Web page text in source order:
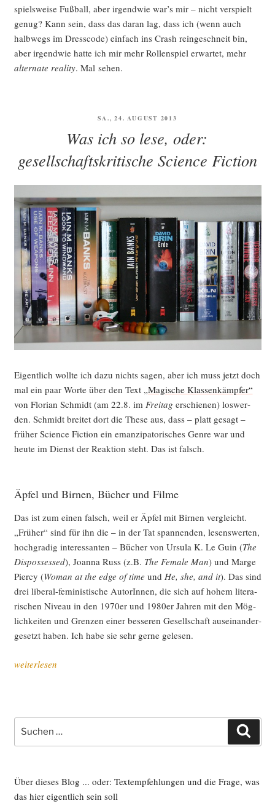
spiels­wei­se Fuß­ball, aber irgend­wie war’s mir – nicht ver­spielt
genug? Kann sein, dass das dar­an lag, dass ich (wenn auch
halb­wegs im Dress­code) ein­fach ins Crash rein­ge­schneit bin,
aber irgend­wie hat­te ich mir mehr Rol­len­spiel erwar­tet, mehr
alter­na­te rea­li­ty. Mal sehen.
VERÖFFENTLICHT
SA., 24. AUGUST 2013
Was ich so lese, oder:
gesellschaftskritische Science Fiction
Eigent­lich woll­te ich dazu nichts sagen, aber ich muss jetzt doch
mal ein paar Wor­te über den Text „Magi­sche Klas­sen­kämp­fer“
von Flo­ri­an Schmidt (am 22.8. im Frei­tag erschie­nen) los­wer­
den. Schmidt brei­tet dort die The­se aus, dass – platt gesagt –
frü­her Sci­ence Fic­tion ein eman­zi­pa­to­ri­sches Gen­re war und
heu­te im Dienst der Reak­ti­on steht. Das ist falsch.
Äpfel und Birnen, Bücher und Filme
Das ist zum einen falsch, weil er Äpfel mit Bir­nen ver­gleicht.
„Frü­her“ sind für ihn die – in der Tat span­nen­den, lesens­wer­ten,
hoch­gra­dig inter­es­san­ten – Bücher von Ursu­la K. Le Guin (The
Dis­pos­s­es­sed), Joan­na Russ (z.B. The Fema­le Man) und Mar­ge
Pier­cy (Woman at the edge of time und He, she, and it). Das sind
drei libe­ral-femi­nis­ti­sche AutorIn­nen, die sich auf hohem lite­ra­
ri­schen Niveau in den 1970er und 1980er Jah­ren mit den Mög­
lich­kei­ten und Gren­zen einer bes­se­ren Gesell­schaft aus­ein­an­der­
ge­setzt haben. Ich habe sie sehr ger­ne gelesen.
„Was
oder:
gesell­
ti­
sche
weiterlesen
Suche
nach:
Über dieses Blog ... oder: Textempfehlungen und die Frage, was
das hier eigentlich sein soll